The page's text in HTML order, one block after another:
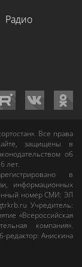
Радио
. Все права
защищены в
об
лет.
в
информационных
номер СМИ: ЭЛ
Учредитель:
«Всероссийская
компания».
редактор:Анискина